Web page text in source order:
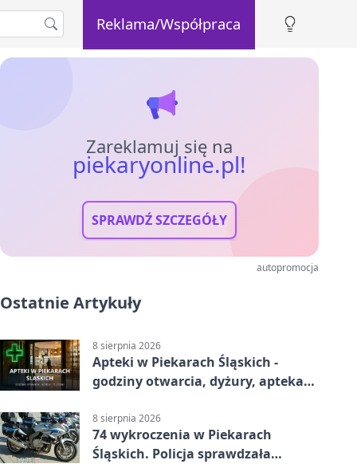
Reklama/Współpraca
Zareklamuj się na
piekaryonline.pl!
SPRAWDŹ SZCZEGÓŁY
autopromocja
Ostatnie Artykuły
8 sierpnia 2026
Apteki w Piekarach Śląskich -
godziny otwarcia, dyżury, apteka
8 sierpnia 2026
74 wykroczenia w Piekarach
Śląskich. Policja sprawdzała